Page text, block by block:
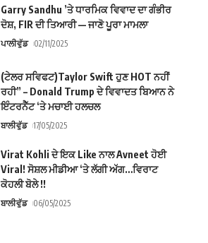
Garry Sandhu ’ਤੇ ਧਾਰਮਿਕ ਵਿਵਾਦ ਦਾ ਗੰਭੀਰ
ਦੋਸ਼, FIR ਦੀ ਤਿਆਰੀ — ਜਾਣੋ ਪੂਰਾ ਮਾਮਲਾ
ਪਾਲੀਵੁੱਡ 02/11/2025
(ਟੇਲਰ ਸਵਿਫਟ)Taylor Swift ਹੁਣ HOT ਨਹੀਂ
ਰਹੀ” – Donald Trump ਦੇ ਵਿਵਾਦਤ ਬਿਆਨ ਨੇ
ਇੰਟਰਨੈੱਟ ‘ਤੇ ਮਚਾਈ ਹਲਚਲ
ਬਾਲੀਵੁੱਡ 17/05/2025
Virat Kohli ਦੇ ਇਕ Like ਨਾਲ Avneet ਹੋਈ
Viral! ਸੋਸ਼ਲ ਮੀਡੀਆ ‘ਤੇ ਲੱਗੀ ਅੱਗ…ਵਿਰਾਟ
ਕੋਹਲੀ ਬੋਲੇ !!
ਬਾਲੀਵੁੱਡ 06/05/2025